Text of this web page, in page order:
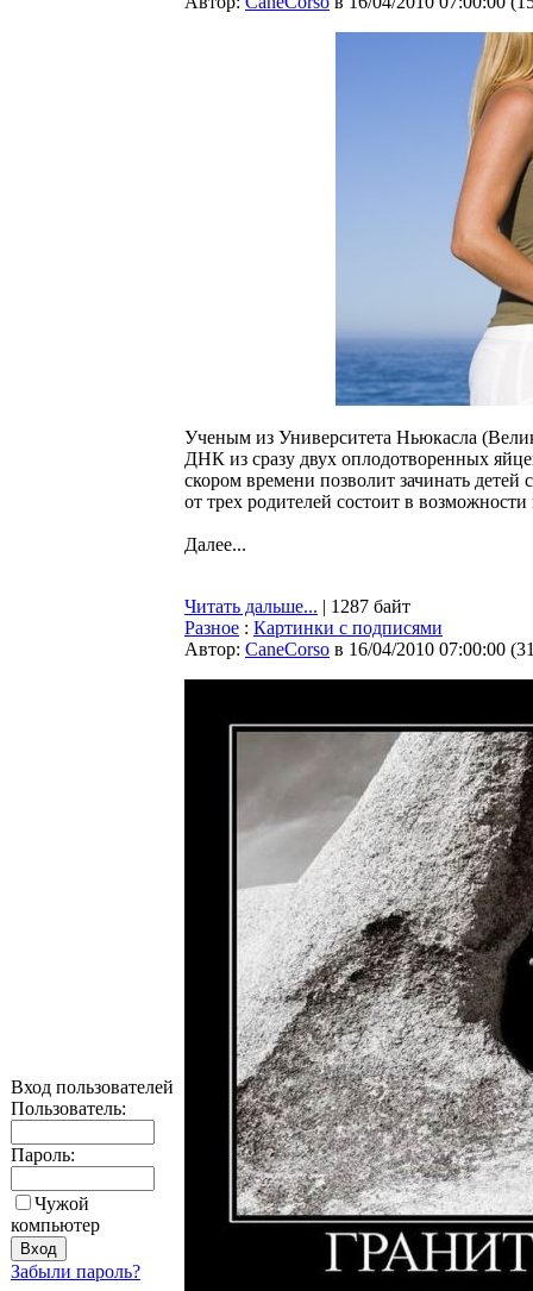
Вход пользователей
Пользователь:
Пароль:
Чужой
компьютер
Забыли пароль?
Ученым из Университета Ньюкасла
ДНК из сразу двух оплодотворенных
скором времени позволит зачинать детей
от трех родителей состоит в
Далее...
Читать дальше... | 1287 байт
Разное : Картинки с подписями
Автор: CaneCorso в 16/04/2010 07:00:00 (